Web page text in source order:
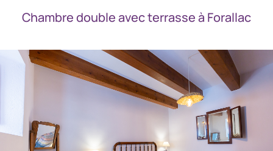
Chambre double avec terrasse à Forallac